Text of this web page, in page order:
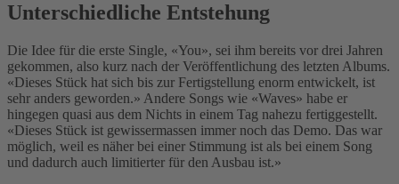
Unterschiedliche Entstehung
Die Idee für die erste Single, «You», sei ihm bereits vor drei Jahren
gekommen, also kurz nach der Veröffentlichung des letzten Albums.
«Dieses Stück hat sich bis zur Fertigstellung enorm entwickelt, ist
sehr anders geworden.» Andere Songs wie «Waves» habe er
hingegen quasi aus dem Nichts in einem Tag nahezu fertiggestellt.
«Dieses Stück ist gewissermassen immer noch das Demo. Das war
möglich, weil es näher bei einer Stimmung ist als bei einem Song
und dadurch auch limitierter für den Ausbau ist.»